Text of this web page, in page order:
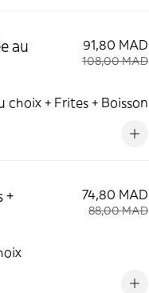
au
91,80 MAD
108,00 MAD
Sandwich Viande Hachée + Entrée au choix + Frites + Boisson
+
74,80 MAD
88,00 MAD